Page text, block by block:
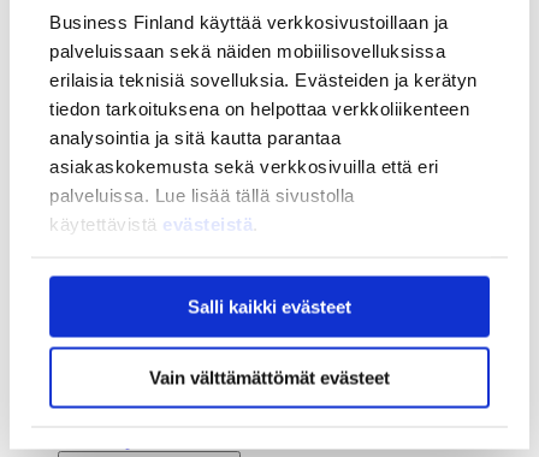
Business Finland käyttää verkkosivustoillaan ja
palveluissaan sekä näiden mobiilisovelluksissa
erilaisia teknisiä sovelluksia. Evästeiden ja kerätyn
tiedon tarkoituksena on helpottaa verkkoliikenteen
analysointia ja sitä kautta parantaa
asiakaskokemusta sekä verkkosivuilla että eri
palveluissa. Lue lisää tällä sivustolla
käytettävistä evästeistä
Salli kaikki evästeet
Vain välttämättömät evästeet
Julkisille toimijoille
Verkostoitumispalvelut
Me olemme Business Finland
Me olemme Business Finland
Organisaatiomme
Töihin meille
Toimintaverkostomme
Strategia ja vaikuttavuus
Business Finlandin strategia 2030